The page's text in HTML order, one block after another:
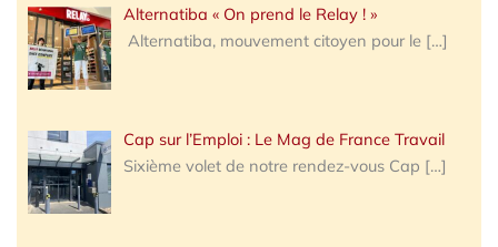
Alternatiba « On prend le Relay ! »
Alternatiba, mouvement citoyen pour le […]
Cap sur l’Emploi : Le Mag de France Travail
Sixième volet de notre rendez-vous Cap […]